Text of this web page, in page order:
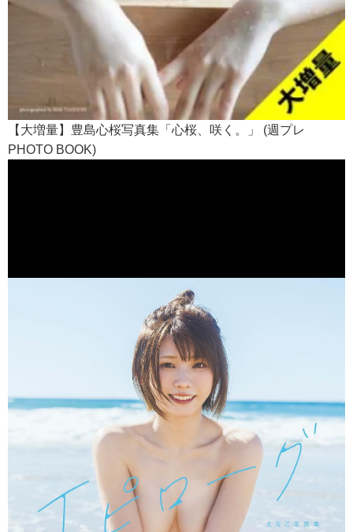
【大増量】豊島心桜写真集「心桜、咲く。」 (週プレ
PHOTO BOOK)